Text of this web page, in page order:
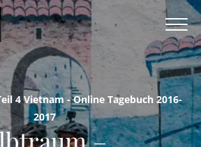
4 Vietnam - Online Tagebuch 2016-
2017
–